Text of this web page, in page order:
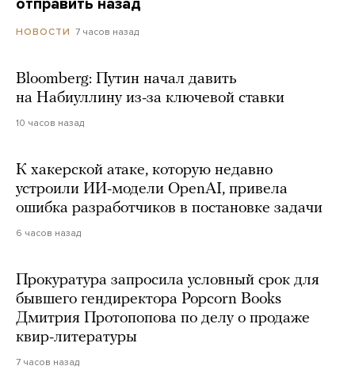
отправить назад
НОВОСТИ 7 часов назад
Bloomberg: Путин начал давить
на Набиуллину из-за ключевой ставки
10 часов назад
К хакерской атаке, которую недавно
устроили ИИ-модели OpenAI, привела
ошибка разработчиков в постановке задачи
6 часов назад
Прокуратура запросила условный срок для
бывшего гендиректора Popcorn Books
Дмитрия Протопопова по делу о продаже
квир-литературы
7 часов назад